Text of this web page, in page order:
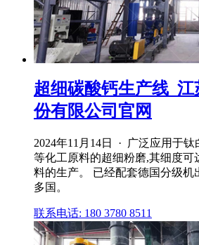
超细碳酸钙生产线_
份有限公司官网
2024年11月14日 · 广泛应用于
等化工原料的超细粉磨,其细度可
料的生产。 已经配套德国分级机
多国。
联系电话: 180 3780 8511